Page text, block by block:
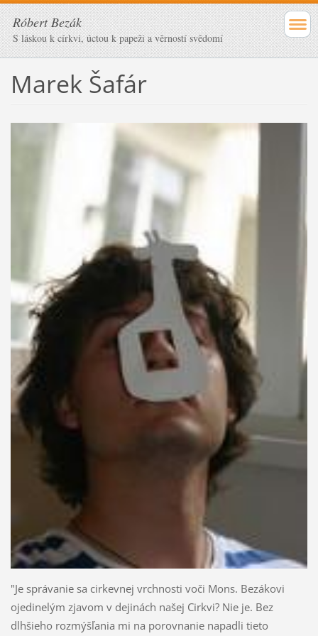
Róbert Bezák
S láskou k církvi, úctou k papeži a věrností svědomí
Marek Šafár
"Je správanie sa cirkevnej vrchnosti voči Mons. Bezákovi
ojedinelým zjavom v dejinách našej Cirkvi? Nie je. Bez
dlhšieho rozmýšľania mi na porovnanie napadli tieto